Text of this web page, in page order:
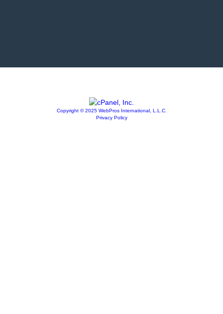
Copyright © 2025 WebPros International, L.L.C.
Privacy Policy